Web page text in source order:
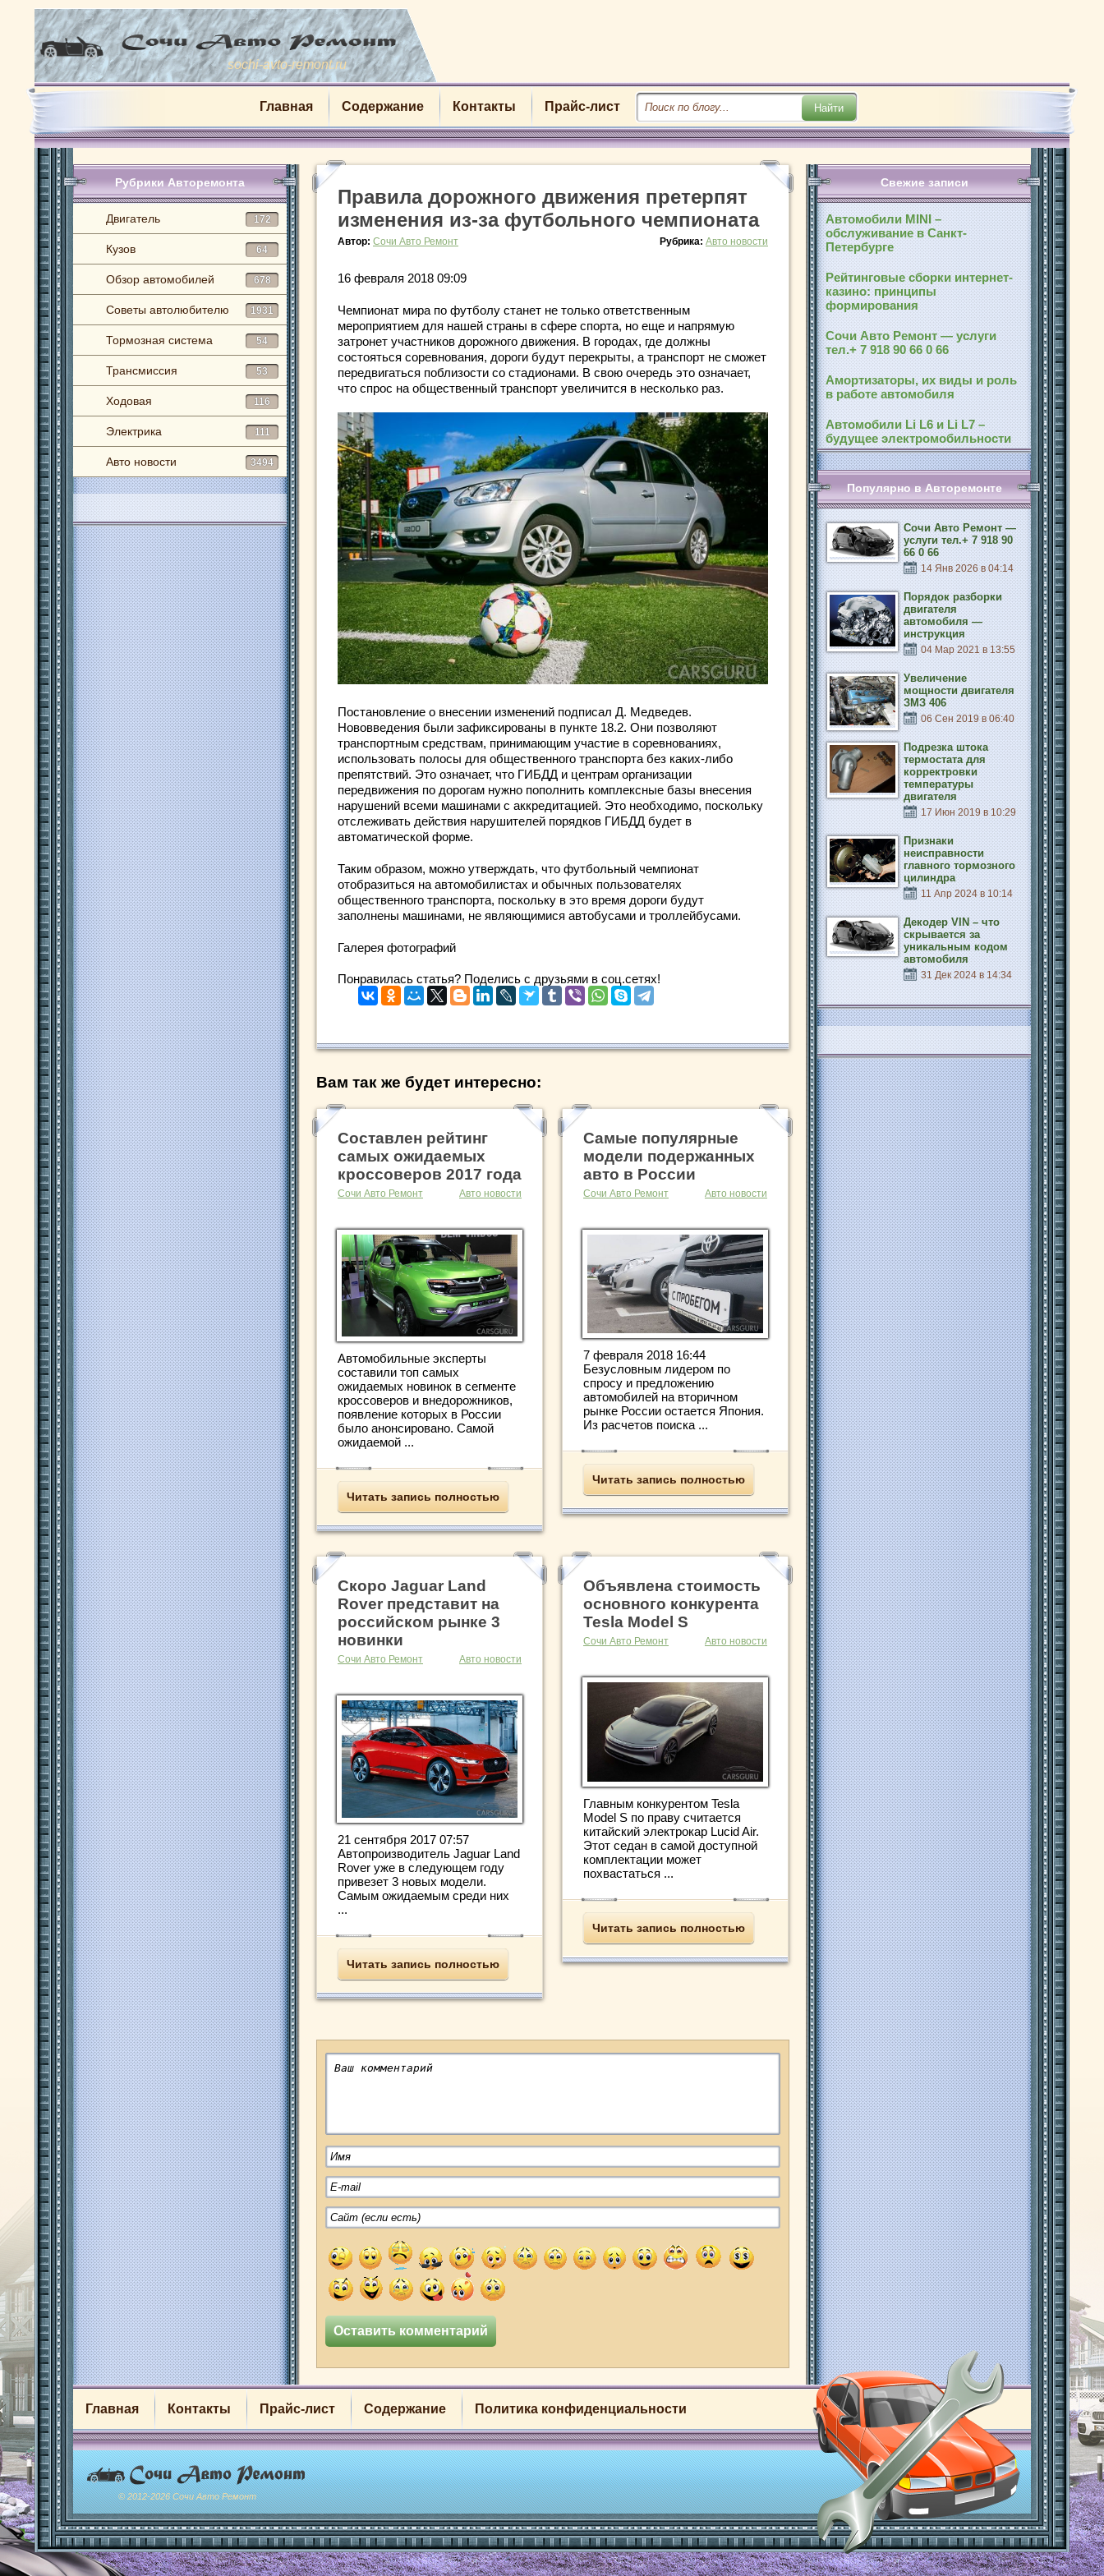
sochi-avto-remont.ru
Главная Содержание Контакты Прайс-лист
Рубрики Авторемонта
Двигатель 172
Кузов 64
Обзор автомобилей 678
Советы автолюбителю 1931
Тормозная система 54
Трансмиссия 53
Ходовая 116
Электрика 111
Авто новости 3494
Правила дорожного движения претерпят
изменения из-за футбольного чемпионата
Автор: Сочи Авто Ремонт Рубрика: Авто новости
16 февраля 2018 09:09
Чемпионат мира по футболу станет не только ответственным
мероприятием для нашей страны в сфере спорта, но еще и напрямую
затронет участников дорожного движения. В городах, где должны
состояться соревнования, дороги будут перекрыты, а транспорт не сможет
передвигаться поблизости со стадионами. В свою очередь это означает,
что спрос на общественный транспорт увеличится в несколько раз.
Постановление о внесении изменений подписал Д. Медведев.
Нововведения были зафиксированы в пункте 18.2. Они позволяют
транспортным средствам, принимающим участие в соревнованиях,
использовать полосы для общественного транспорта без каких-либо
препятствий. Это означает, что ГИБДД и центрам организации
передвижения по дорогам нужно пополнить комплексные базы внесения
нарушений всеми машинами с аккредитацией. Это необходимо, поскольку
отслеживать действия нарушителей порядков ГИБДД будет в
автоматической форме.
Таким образом, можно утверждать, что футбольный чемпионат
отобразиться на автомобилистах и обычных пользователях
общественного транспорта, поскольку в это время дороги будут
заполнены машинами, не являющимися автобусами и троллейбусами.
Галерея фотографий
Понравилась статья? Поделись с друзьями в соц.сетях!
Вам так же будет интересно:
Составлен рейтинг
самых ожидаемых
кроссоверов 2017 года
Сочи Авто Ремонт Авто новости
Автомобильные эксперты
составили топ самых
ожидаемых новинок в сегменте
кроссоверов и внедорожников,
появление которых в России
было анонсировано. Самой
ожидаемой ...
Читать запись полностью
Самые популярные
модели подержанных
авто в России
Сочи Авто Ремонт Авто новости
7 февраля 2018 16:44
Безусловным лидером по
спросу и предложению
автомобилей на вторичном
рынке России остается Япония.
Из расчетов поиска ...
Читать запись полностью
Скоро Jaguar Land
Rover представит на
российском рынке 3
новинки
Сочи Авто Ремонт Авто новости
21 сентября 2017 07:57
Автопроизводитель Jaguar Land
Rover уже в следующем году
привезет 3 новых модели.
Самым ожидаемым среди них
...
Читать запись полностью
Объявлена стоимость
основного конкурента
Tesla Model S
Сочи Авто Ремонт Авто новости
Главным конкурентом Tesla
Model S по праву считается
китайский электрокар Lucid Air.
Этот седан в самой доступной
комплектации может
похвастаться ...
Читать запись полностью
Свежие записи
Автомобили MINI –
обслуживание в Санкт-
Петербурге
Рейтинговые сборки интернет-
казино: принципы
формирования
Сочи Авто Ремонт — услуги
тел.+ 7 918 90 66 0 66
Амортизаторы, их виды и роль
в работе автомобиля
Автомобили Li L6 и Li L7 –
будущее электромобильности
Популярно в Авторемонте
Сочи Авто Ремонт —
услуги тел.+ 7 918 90
66 0 66
14 Янв 2026 в 04:14
Порядок разборки
двигателя
автомобиля —
инструкция
04 Мар 2021 в 13:55
Увеличение
мощности двигателя
ЗМЗ 406
06 Сен 2019 в 06:40
Подрезка штока
термостата для
корректровки
температуры
двигателя
17 Июн 2019 в 10:29
Признаки
неисправности
главного тормозного
цилиндра
11 Апр 2024 в 10:14
Декодер VIN – что
скрывается за
уникальным кодом
автомобиля
31 Дек 2024 в 14:34
Главная Контакты Прайс-лист Содержание Политика конфиденциальности
© 2012-2026 Сочи Авто Ремонт